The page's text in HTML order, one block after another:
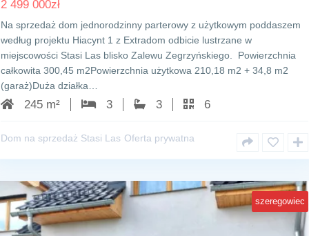
2 499 000zł
Na sprzedaż dom jednorodzinny parterowy z użytkowym poddaszem
według projektu Hiacynt 1 z Extradom odbicie lustrzane w
miejscowości Stasi Las blisko Zalewu Zegrzyńskiego. Powierzchnia
całkowita 300,45 m2Powierzchnia użytkowa 210,18 m2 + 34,8 m2
(garaż)Duża działka…
245 m² 3 3 6
Dom na sprzedaż Stasi Las Oferta prywatna
szeregowiec